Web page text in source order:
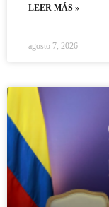
LEER MÁS »
agosto 7, 2026